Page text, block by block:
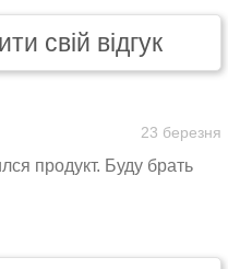
свій відгук
23 березня
продукт. Буду брать